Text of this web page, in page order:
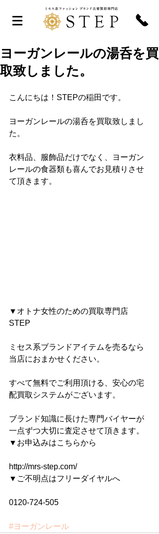
ヨーガンレールの湯呑を買
取致しました。
こんにちは！STEPの稲田です。
ヨーガンレールの湯呑を買取致しまし
た。
衣料品、服飾品だけでなく、ヨーガン
レールの食器類も喜んでお見積りさせ
て頂きます。
▼オトナ女性のための買取専門店
STEP
ミセス系ブランドアイテムを売るなら
当店におまかせください。
すべて無料でご利用頂ける、安心の宅
配買取システムがございます。
ブランド知識に長けた専門バイヤーが
一点ずつ大切に査定させて頂きます。
▼お申込みはこちらから
http://mrs-step.com/
▼ご不明点はフリーダイヤルへ
0120-724-505
#ヨーガンレール